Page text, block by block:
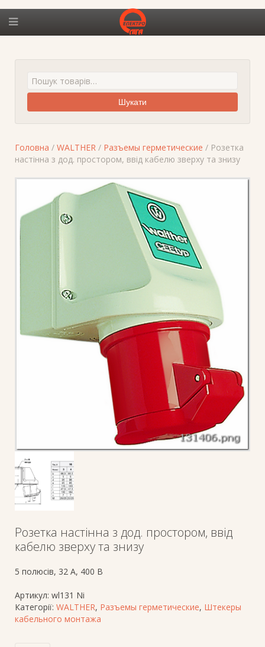
Шукати
Головна / WALTHER / Разъемы герметические / Розетка
настінна з дод. простором, ввід кабелю зверху та знизу
Розетка настінна з дод. простором, ввід
кабелю зверху та знизу
5 полюсів, 32 A, 400 В
Артикул: wl131 Ni
Категорії: WALTHER, Разъемы герметические, Штекеры
кабельного монтажа